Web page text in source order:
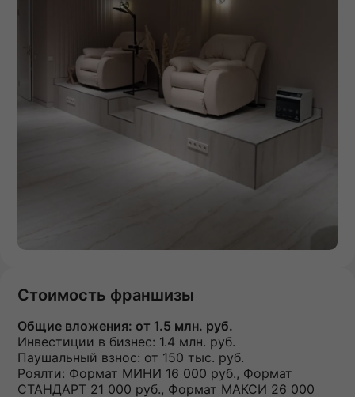
Стоимость франшизы
Общие вложения: от 1.5 млн. руб.
Инвестиции в бизнес: 1.4 млн. руб.
Паушальный взнос: от 150 тыс. руб.
Роялти: Формат МИНИ 16 000 руб., Формат
СТАНДАРТ 21 000 руб., Формат МАКСИ 26 000